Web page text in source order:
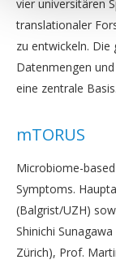
vier universitären
translationaler
zu entwickeln.
Datenmengen
eine zentrale Basis.
mTORUS
Microbiome-
Symptoms.
(Balgrist/UZH)
Shinichi
Zürich), Prof.